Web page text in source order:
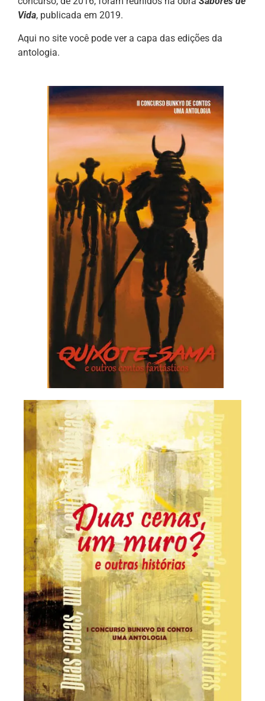
Vida, publicada em 2019.
Aqui no site você pode ver a capa das edições da
antologia.